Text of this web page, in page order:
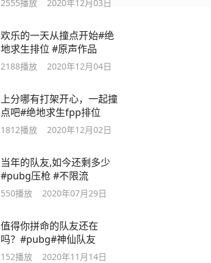
2555播放 2020年12月03日
欢乐的一天从撞点开始#绝
地求生排位 #原声作品
2188播放 2020年12月04日
上分哪有打架开心，一起撞
点吧#绝地求生fpp排位
1812播放 2020年12月02日
当年的队友,如今还剩多少
#pubg压枪 #不限流
550播放 2020年07月29日
值得你拼命的队友还在
吗？#pubg#神仙队友
152播放 2020年11月14日